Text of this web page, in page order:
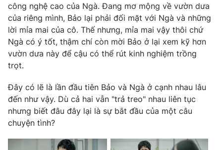
công nghệ cao của Ngà. Đang mơ mộng về vườn dưa
của riêng mình, Bảo lại phải đối mặt với Ngà và những
lời mỉa mai của cô. Thế nhưng, mỉa mai vậy thôi chứ
Ngà có ý tốt, thậm chí còn mời Bảo ở lại xem kỹ hơn
vườn dưa này để cậu có thể rút kinh nghiệm trồng
trọt.
Đây có lẽ là lần đầu tiên Bảo và Ngà ở cạnh nhau lâu
đến như vậy. Dù cả hai vẫn "trả treo" nhau liên tục
nhưng biết đâu đây lại là sự bắt đầu của một câu
chuyện tình?